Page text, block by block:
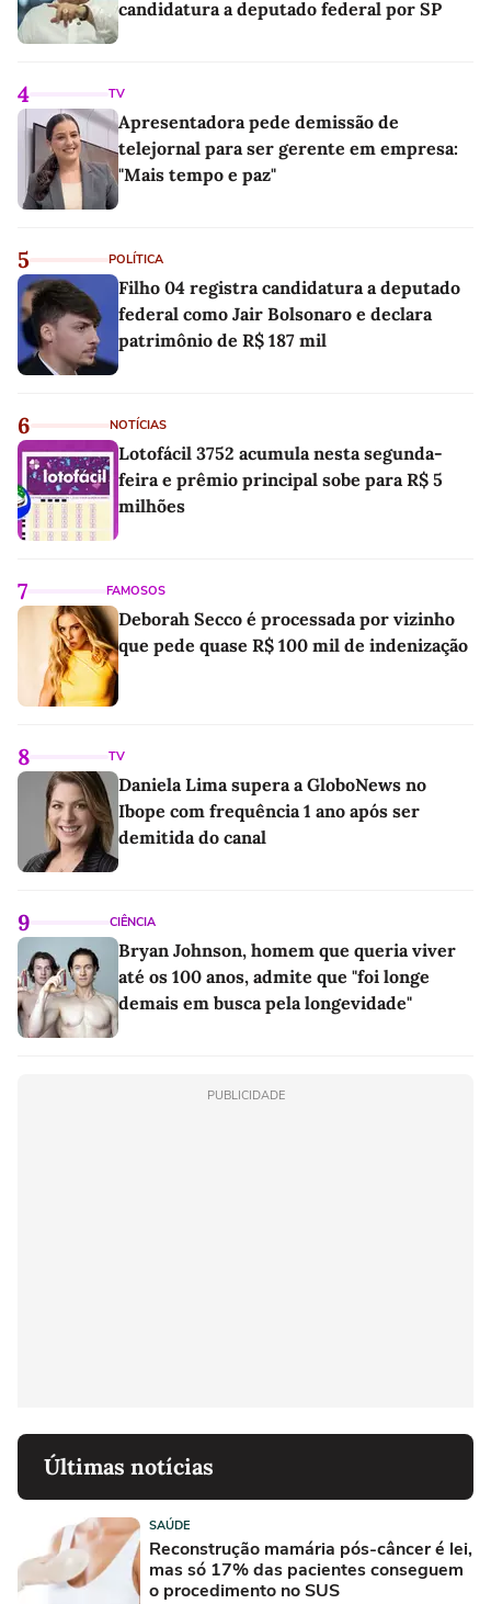
candidatura a deputado federal por SP
4 TV
Apresentadora pede demissão de
telejornal para ser gerente em empresa:
"Mais tempo e paz"
5 POLÍTICA
Filho 04 registra candidatura a deputado
federal como Jair Bolsonaro e declara
patrimônio de R$ 187 mil
6 NOTÍCIAS
Lotofácil 3752 acumula nesta segunda-
feira e prêmio principal sobe para R$ 5
milhões
7 FAMOSOS
Deborah Secco é processada por vizinho
que pede quase R$ 100 mil de indenização
8 TV
Daniela Lima supera a GloboNews no
Ibope com frequência 1 ano após ser
demitida do canal
9 CIÊNCIA
Bryan Johnson, homem que queria viver
até os 100 anos, admite que "foi longe
demais em busca pela longevidade"
PUBLICIDADE
Últimas notícias
SAÚDE
Reconstrução mamária pós-câncer é lei,
mas só 17% das pacientes conseguem
o procedimento no SUS